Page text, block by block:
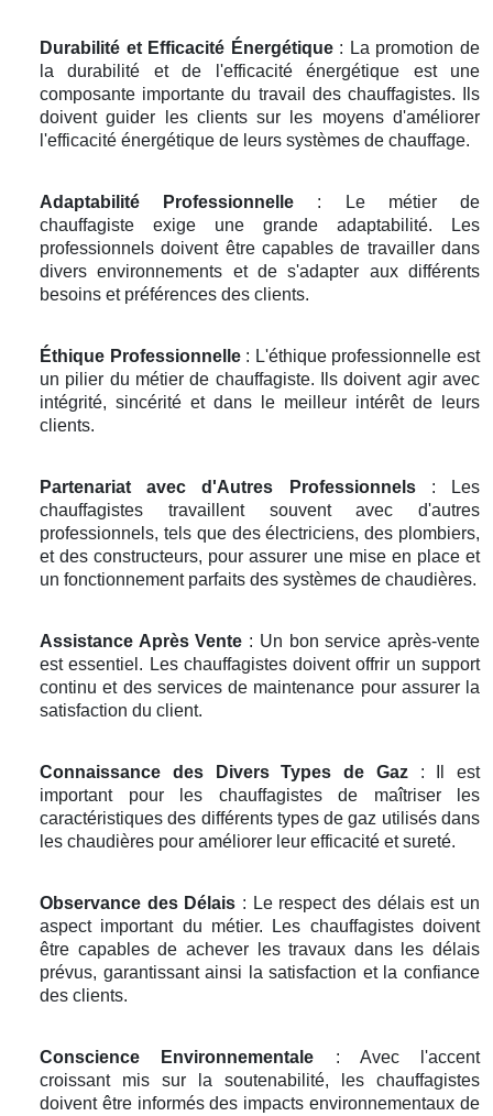
Durabilité et Efficacité Énergétique: La promotion de
la durabilité et de l'efficacité énergétique est une
composante importante du travail des chauffagistes. Ils
doivent guider les clients sur les moyens d'améliorer
l'efficacité énergétique de leurs systèmes de chauffage.
Adaptabilité Professionnelle : Le métier de
chauffagiste exige une grande adaptabilité. Les
professionnels doivent être capables de travailler dans
divers environnements et de s'adapter aux différents
besoins et préférences des clients.
Éthique Professionnelle: L'éthique professionnelle est
un pilier du métier de chauffagiste. Ils doivent agir avec
intégrité, sincérité et dans le meilleur intérêt de leurs
clients.
Partenariat avec d'Autres Professionnels: Les
chauffagistes travaillent souvent avec d'autres
professionnels, tels que des électriciens, des plombiers,
et des constructeurs, pour assurer une mise en place et
un fonctionnement parfaits des systèmes de chaudières.
Assistance Après Vente : Un bon service après-vente
est essentiel. Les chauffagistes doivent offrir un support
continu et des services de maintenance pour assurer la
satisfaction du client.
Connaissance des Divers Types de Gaz: Il est
important pour les chauffagistes de maîtriser les
caractéristiques des différents types de gaz utilisés dans
les chaudières pour améliorer leur efficacité et sureté.
Observance des Délais : Le respect des délais est un
aspect important du métier. Les chauffagistes doivent
être capables de achever les travaux dans les délais
prévus, garantissant ainsi la satisfaction et la confiance
des clients.
Conscience Environnementale : Avec l'accent
croissant mis sur la soutenabilité, les chauffagistes
doivent être informés des impacts environnementaux de